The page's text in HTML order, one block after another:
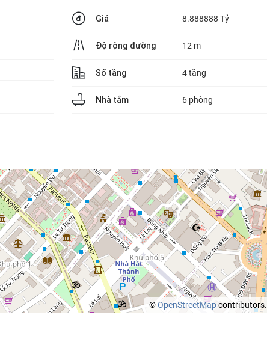
Giá 8.888888 Tỷ
Độ rộng đường 12 m
Số tầng 4 tầng
Nhà tắm 6 phòng
©OpenStreetMapcontributors.